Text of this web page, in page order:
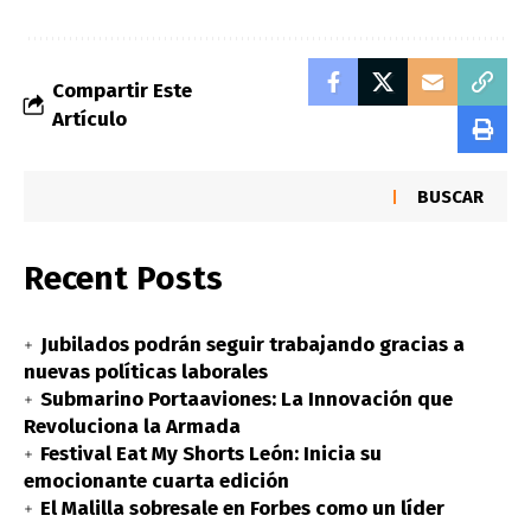
Compartir Este
Artículo
BUSCAR
Recent Posts
Jubilados podrán seguir trabajando gracias a
nuevas políticas laborales
Submarino Portaaviones: La Innovación que
Revoluciona la Armada
Festival Eat My Shorts León: Inicia su
emocionante cuarta edición
El Malilla sobresale en Forbes como un líder